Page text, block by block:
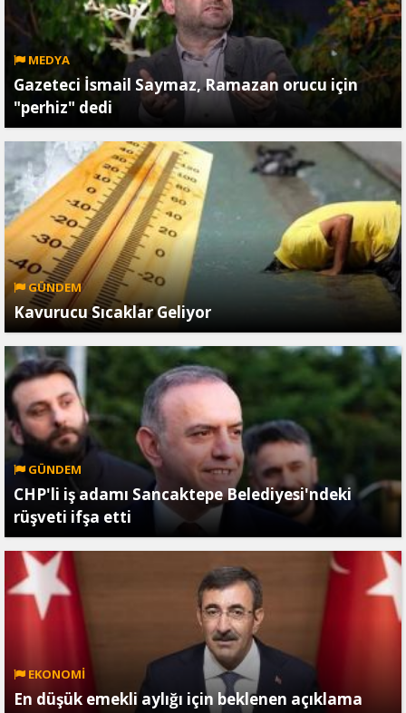
MEDYA
Gazeteci İsmail Saymaz, Ramazan orucu için
"perhiz" dedi
GÜNDEM
Kavurucu Sıcaklar Geliyor
GÜNDEM
CHP'li iş adamı Sancaktepe Belediyesi'ndeki
rüşveti ifşa etti
EKONOMİ
En düşük emekli aylığı için beklenen açıklama